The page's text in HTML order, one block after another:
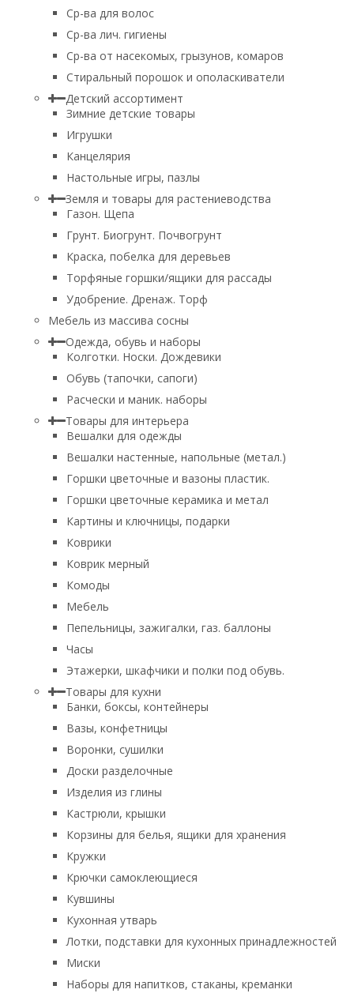
Ср-ва для волос
Ср-ва лич. гигиены
Ср-ва от насекомых, грызунов, комаров
Стиральный порошок и ополаскиватели
Детский ассортимент
Зимние детские товары
Игрушки
Канцелярия
Настольные игры, пазлы
Земля и товары для растениеводства
Газон. Щепа
Грунт. Биогрунт. Почвогрунт
Краска, побелка для деревьев
Торфяные горшки/ящики для рассады
Удобрение. Дренаж. Торф
Мебель из массива сосны
Одежда, обувь и наборы
Колготки. Носки. Дождевики
Обувь (тапочки, сапоги)
Расчески и маник. наборы
Товары для интерьера
Вешалки для одежды
Вешалки настенные, напольные (метал.)
Горшки цветочные и вазоны пластик.
Горшки цветочные керамика и метал
Картины и ключницы, подарки
Коврики
Коврик мерный
Комоды
Мебель
Пепельницы, зажигалки, газ. баллоны
Часы
Этажерки, шкафчики и полки под обувь.
Товары для кухни
Банки, боксы, контейнеры
Вазы, конфетницы
Воронки, сушилки
Доски разделочные
Изделия из глины
Кастрюли, крышки
Корзины для белья, ящики для хранения
Кружки
Крючки самоклеющиеся
Кувшины
Кухонная утварь
Лотки, подставки для кухонных принадлежностей
Миски
Наборы для напитков, стаканы, креманки